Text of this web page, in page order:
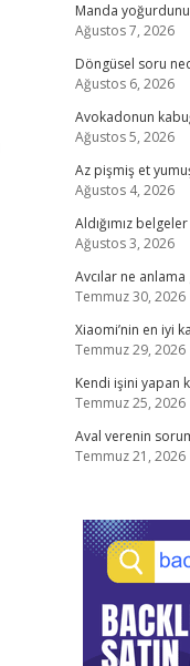
Manda
Ağustos 7, 2026
Döngüsel soru
Ağustos 6, 2026
Avokadonun
Ağustos 5, 2026
Az pişmiş et
Ağustos 4, 2026
Aldığımız
Ağustos 3, 2026
Avcılar ne anlama
Temmuz 30, 2026
Xiaomi’nin en iyi
Temmuz 29, 2026
Kendi işini yapan
Temmuz 25, 2026
Aval verenin
Temmuz 21, 2026